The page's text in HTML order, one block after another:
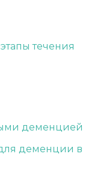
течения
деменцией
деменции в